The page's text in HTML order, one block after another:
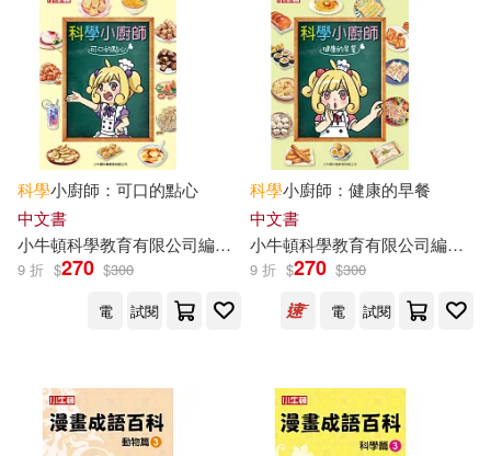
科學小廚師：可口的點心
中文書
小牛頓科學教育有限公司編輯 團隊 碳十四圖像設計 閃揚容
9 折 $270 $300
電
試閱
科學小廚師：健康的早餐
中文書
小牛頓科學教育有限公司編輯
9 折 $270 $300
電
試閱